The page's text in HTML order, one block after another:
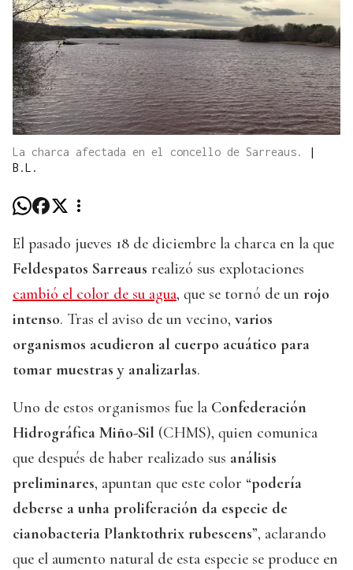
La charca afectada en el concello de Sarreaus.
|
B.L.
El pasado jueves 18 de diciembre la charca en la que
Feldespatos Sarreaus realizó sus explotaciones
cambió el color de su agua, que se tornó de un rojo
intenso. Tras el aviso de un vecino, varios
organismos acudieron al cuerpo acuático para
tomar muestras y analizarlas.
Uno de estos organismos fue la Confederación
Hidrográfica Miño-Sil (CHMS), quien comunica
que después de haber realizado sus análisis
preliminares, apuntan que este color “podería
deberse a unha proliferación da especie de
cianobacteria Planktothrix rubescens”, aclarando
que el aumento natural de esta especie se produce en